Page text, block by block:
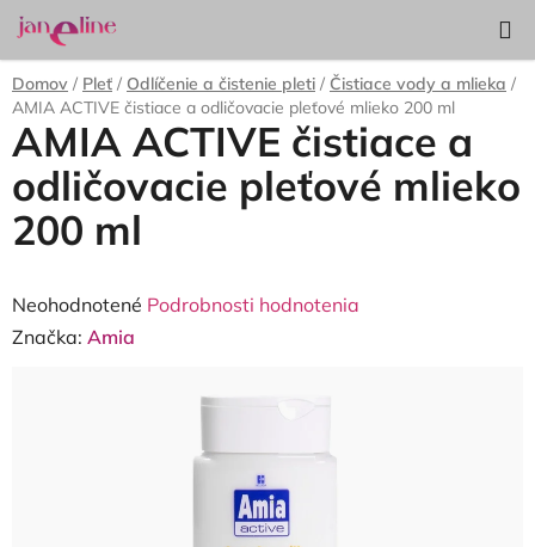
Prejsť
na
obsah
KOŠÍK
Domov / Pleť / Odlíčenie a čistenie pleti / Čistiace vody a mlieka /
AMIA ACTIVE čistiace a odličovacie pleťové mlieko 200 ml
AMIA ACTIVE čistiace a
odličovacie pleťové mlieko
200 ml
Priemerné
hodnotenie
Neohodnotené Podrobnosti hodnotenia
Značka: Amia